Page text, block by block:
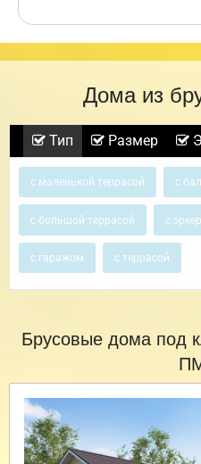
Дома из
Тип Размер
с маленькой террасой с
с большой террасой с
с гаражом с террасой
Брусовые дома под